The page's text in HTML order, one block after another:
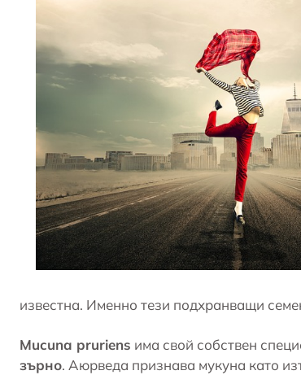
известна. Именно тези подхранващи
Mucuna pruriens има свой собствен
зърно. Аюрведа признава мукуна като